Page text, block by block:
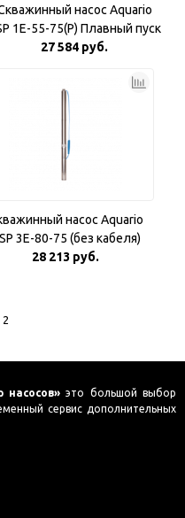
насос Aquario
1E-55-75(P) Плавный пуск
27 584 руб.
насос Aquario
3E-80-75 (без кабеля)
28 213 руб.
2
насосов» это большой выбор
сервис дополнительных